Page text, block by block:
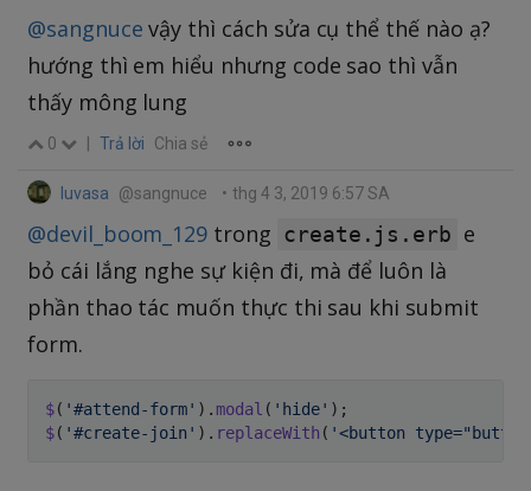
@sangnuce vậy thì cách sửa cụ thể thế nào ạ?
hướng thì em hiểu nhưng code sao thì vẫn
thấy mông lung
0 Trả lời Chia sẻ
luvasa @sangnuce • thg 4 3, 2019 6:57 SA
@devil_boom_129 trong create.js.erb e
bỏ cái lắng nghe sự kiện đi, mà để luôn là
phần thao tác muốn thực thi sau khi submit
form.
$( '#attend-form' ) . modal ( 'hide' ) ;
$( '#create-join' ) . replaceWith ( '<button